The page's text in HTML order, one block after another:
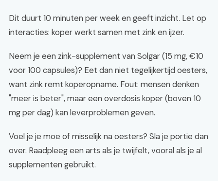
Dit duurt 10 minuten per week en geeft inzicht. Let op
interacties: koper werkt samen met zink en ijzer.
Neem je een zink-supplement van Solgar (15 mg, €10
voor 100 capsules)? Eet dan niet tegelijkertijd oesters,
want zink remt koperopname. Fout: mensen denken
"meer is beter", maar een overdosis koper (boven 10
mg per dag) kan leverproblemen geven.
Voel je je moe of misselijk na oesters? Sla je portie dan
over. Raadpleeg een arts als je twijfelt, vooral als je al
supplementen gebruikt.